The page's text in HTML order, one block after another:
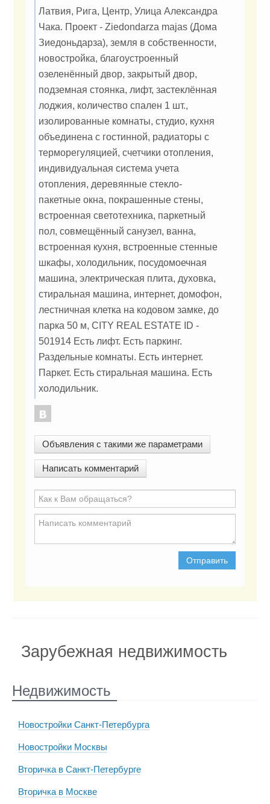
Латвия, Рига, Центр, Улица Александра
Чака. Проект - Ziedondarza majas (Дома
Зиедоньдарза), земля в собственности,
новостройка, благоустроенный
озеленённый двор, закрытый двор,
подземная стоянка, лифт, застеклённая
лоджия, количество спален 1 шт.,
изолированные комнаты, студио, кухня
объединена с гостинной, радиаторы с
терморегуляцией, счетчики отопления,
индивидуальная система учета
отопления, деревянные стекло-
пакетные окна, покрашенные стены,
встроенная светотехника, паркетный
пол, совмещённый санузел, ванна,
встроенная кухня, встроенные стенные
шкафы, холодильник, посудомоечная
машина, электрическая плита, духовка,
стиральная машина, интернет, домофон,
лестничная клетка на кодовом замке, до
парка 50 м, CITY REAL ESTATE ID -
501914 Есть лифт. Есть паркинг.
Раздельные комнаты. Есть интернет.
Паркет. Есть стиральная машина. Есть
холодильник.
Объявления с такими же параметрами
Написать комментарий
Отправить
Зарубежная недвижимость
Недвижимость
Новостройки Санкт-Петербурга
Новостройки Москвы
Вторичка в Санкт-Петербурге
Вторичка в Москве